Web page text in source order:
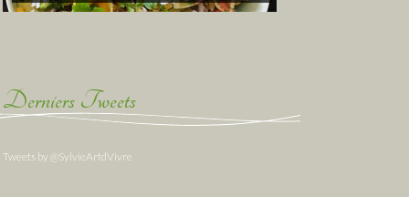
Derniers Tweets
Tweets by @SylvieArtdVivre